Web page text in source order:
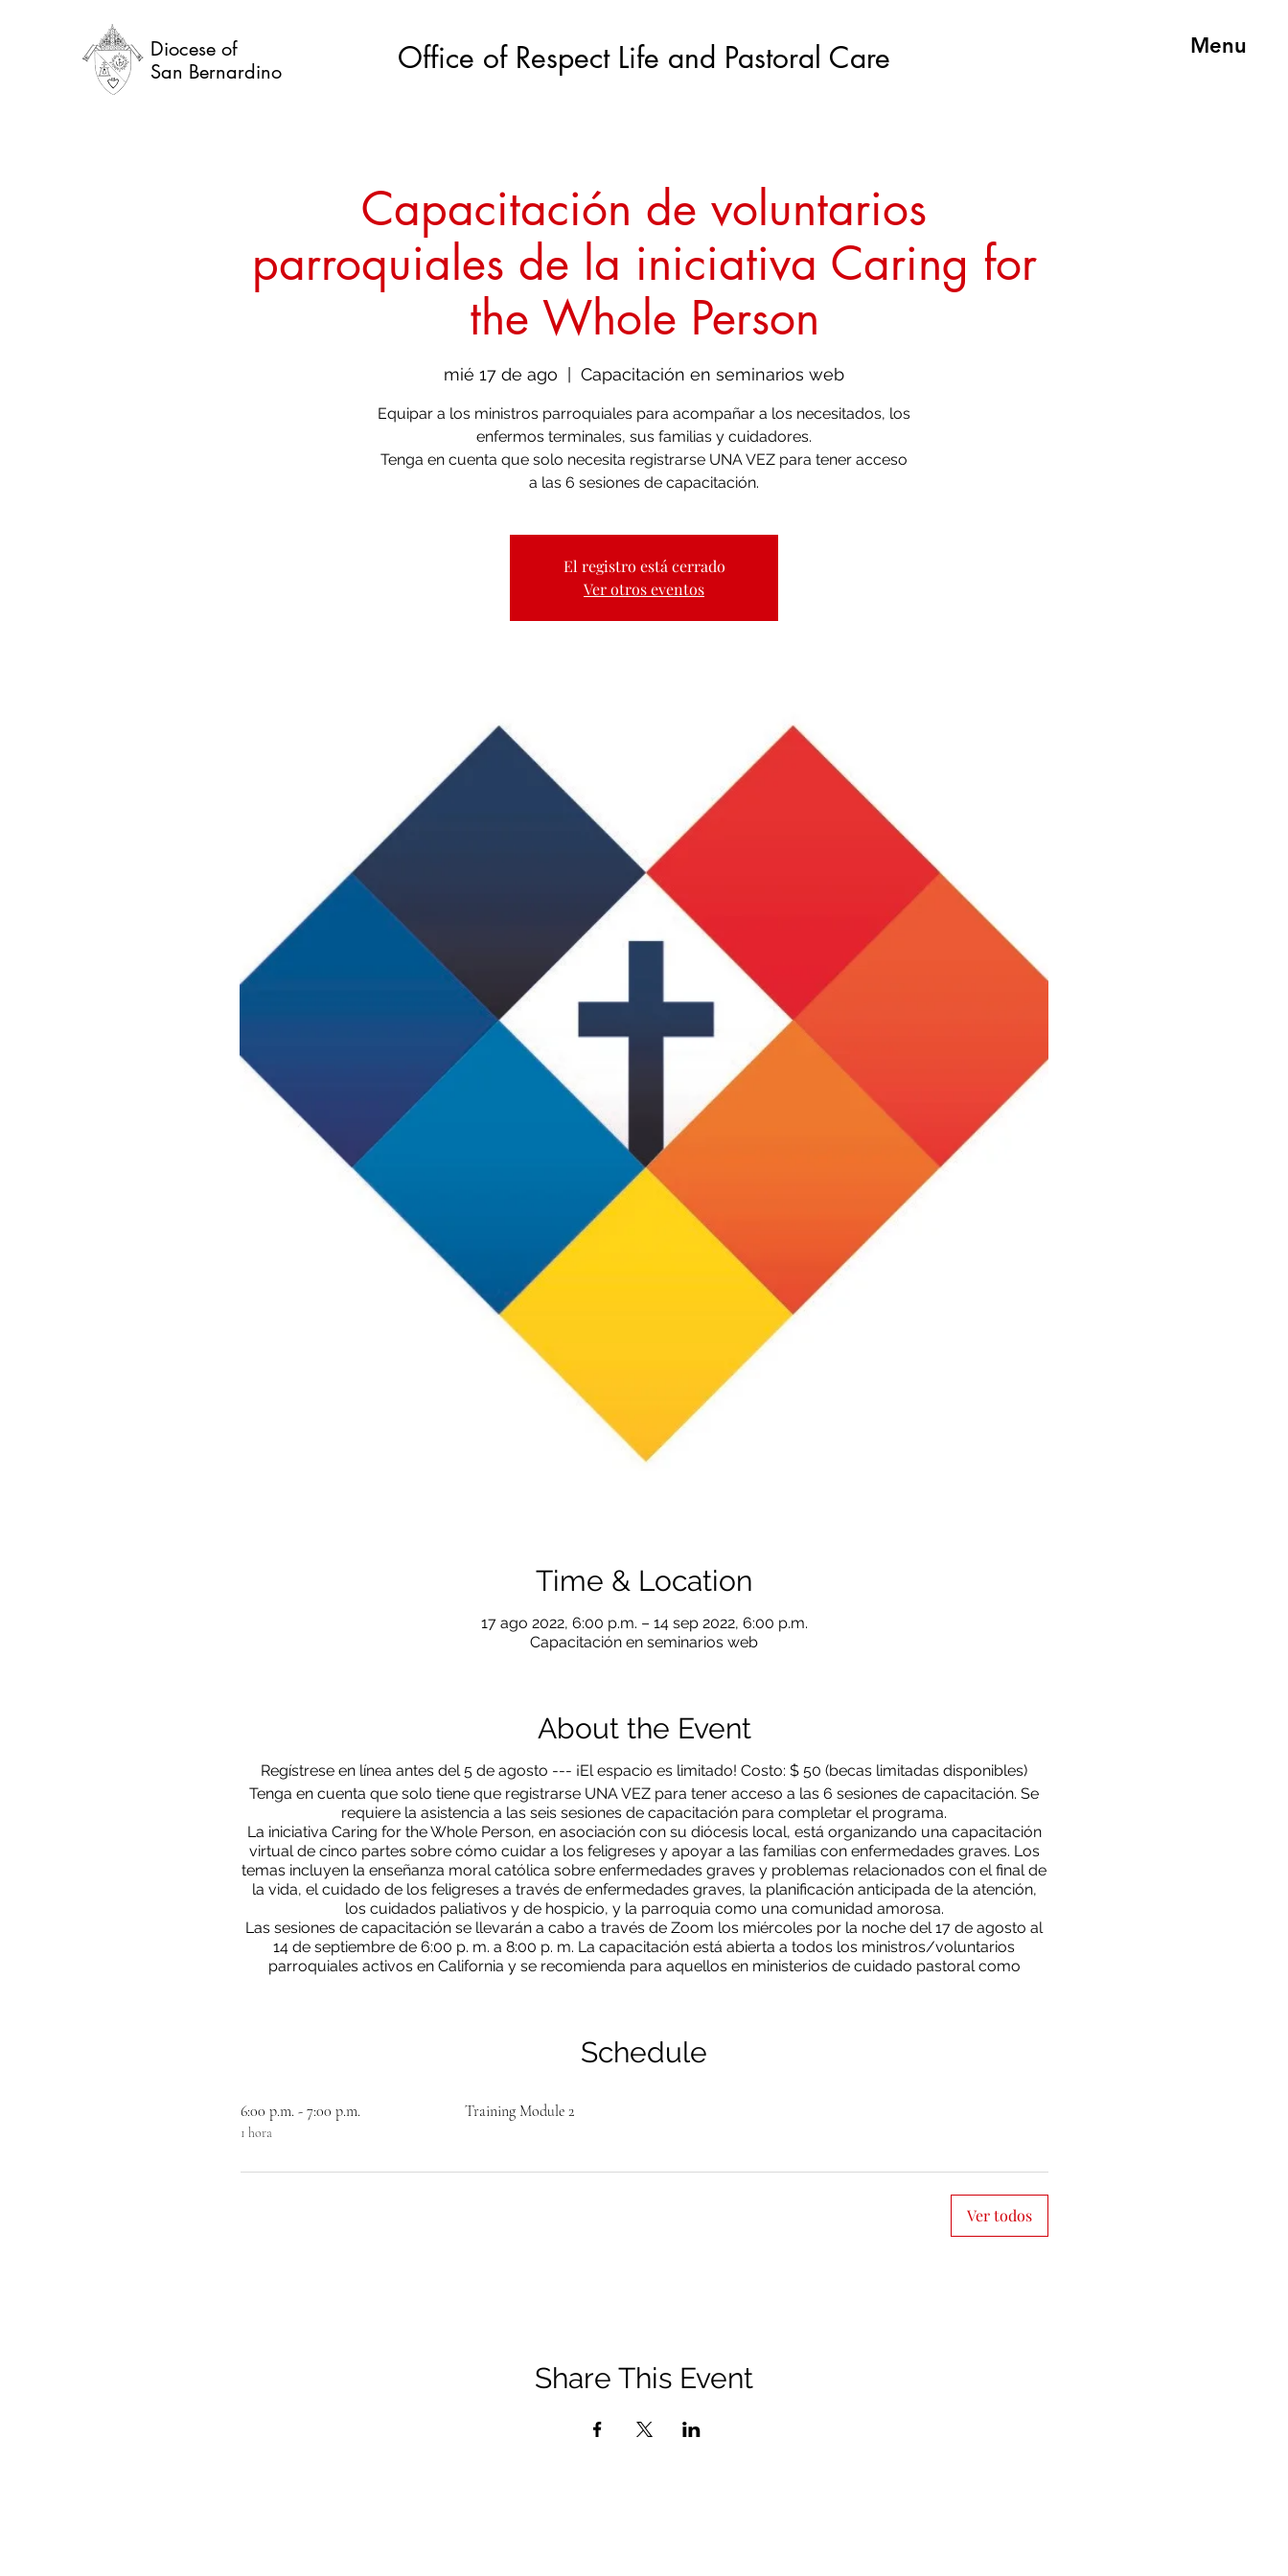
Diocese of
San Bernardino
Office of Respect Life and Pastoral Care Menu
Capacitación de voluntarios
parroquiales de la iniciativa Caring for
the Whole Person
mié 17 de ago Capacitación en seminarios web
Equipar a los ministros parroquiales para acompañar a los necesitados, los
enfermos terminales, sus familias y cuidadores.
Tenga en cuenta que solo necesita registrarse UNA VEZ para tener acceso
a las 6 sesiones de capacitación.
El registro está cerrado
Ver otros eventos
Time & Location
17 ago 2022, 6:00 p.m. – 14 sep 2022, 6:00 p.m.
Capacitación en seminarios web
About the Event
Regístrese en línea antes del 5 de agosto --- ¡El espacio es limitado! Costo: $ 50 (becas limitadas disponibles)
Tenga en cuenta que solo tiene que registrarse UNA VEZ para tener acceso a las 6 sesiones de capacitación. Se
requiere la asistencia a las seis sesiones de capacitación para completar el programa.
La iniciativa Caring for the Whole Person, en asociación con su diócesis local, está organizando una capacitación
virtual de cinco partes sobre cómo cuidar a los feligreses y apoyar a las familias con enfermedades graves. Los
temas incluyen la enseñanza moral católica sobre enfermedades graves y problemas relacionados con el final de
la vida, el cuidado de los feligreses a través de enfermedades graves, la planificación anticipada de la atención,
los cuidados paliativos y de hospicio, y la parroquia como una comunidad amorosa.
Las sesiones de capacitación se llevarán a cabo a través de Zoom los miércoles por la noche del 17 de agosto al
14 de septiembre de 6:00 p. m. a 8:00 p. m. La capacitación está abierta a todos los ministros/voluntarios
parroquiales activos en California y se recomienda para aquellos en ministerios de cuidado pastoral como
católicos de California, que busca garantizar que los feligreses y familiares estén acompañados, amados y
apoyados durante enfermedades graves, su viaje al final de la vida y/ u otros momentos en que se necesita
Para mayor información por favor visite:
cwpinitiative@gmail.com
Schedule
6:00 p.m. - 7:00 p.m.
1 hora
Training Module 2
Ver todos
Share This Event